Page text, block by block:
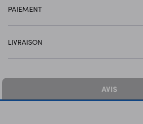
PAIEMENT
LIVRAISON
AVIS